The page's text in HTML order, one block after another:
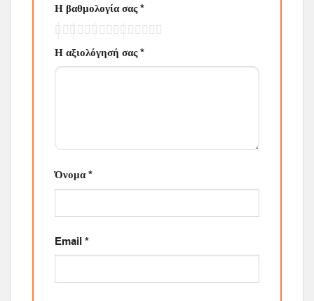
Η βαθμολογία σας*
Η αξιολόγησή σας*
Όνομα*
Email*